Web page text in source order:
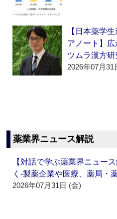
【日本薬学
アノート】
ツムラ漢方
2026年07月31
薬業界ニュース解説
【対話で学ぶ薬業界ニュー
く‐製薬企業や医療、薬局・
2026年07月31日 (金)